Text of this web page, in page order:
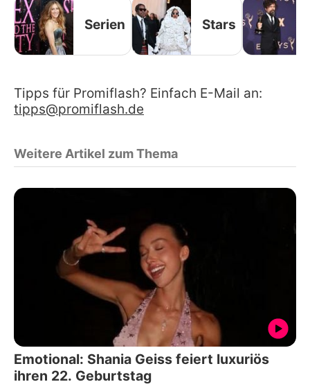
Serien Stars
Tipps für Promiflash? Einfach E-Mail an:
tipps@promiflash.de
Weitere Artikel zum Thema
Emotional: Shania Geiss feiert luxuriös
ihren 22. Geburtstag